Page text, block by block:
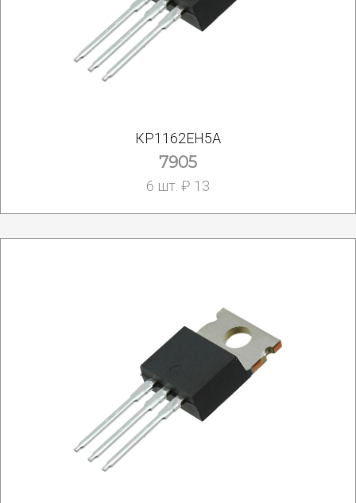
КР1162ЕН5А
7905
6 шт. ₽ 13